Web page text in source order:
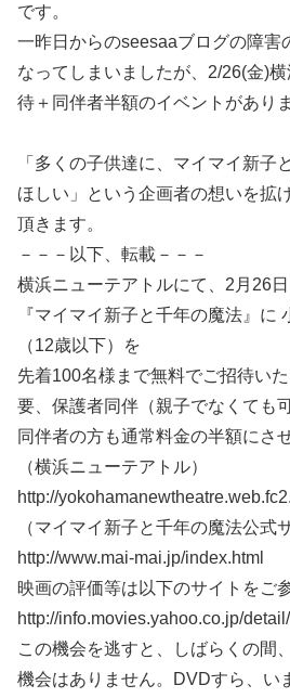
です。
一昨日からのseesaaブログの障害
なってしまいましたが、2/26(金)
待＋同伴者半額のイベントがありま
「多くの子供達に、マイマイ新子
ほしい」という企画者の想いを拡
頂きます。
－－－以下、転載－－－
横浜ニューテアトルにて、2月26
『マイマイ新子と千年の魔法』に
（12歳以下）を
先着100名様まで無料でご招待いた
要、保護者同伴（親子でなくても
同伴者の方も通常料金の半額にさ
（横浜ニューテアトル）
http://
（マイマイ新子と千年の魔法公式
http://www.mai-mai.jp/index.html
映画の評価等は以下のサイトをご
http://info.movies.yahoo.co.jp/
この機会を逃すと、しばらくの間
機会はありません。DVDすら、い